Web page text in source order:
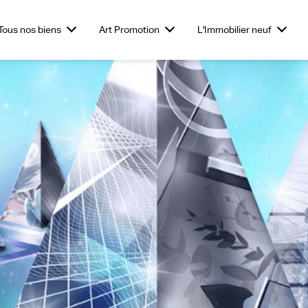
nos biens
Commerces
Art Promotion
L'Immobilier
Tertiaire &
Nouveaux Produits
L'Immobilier neuf
Investir dans le neuf
Investir dans des
stationnements